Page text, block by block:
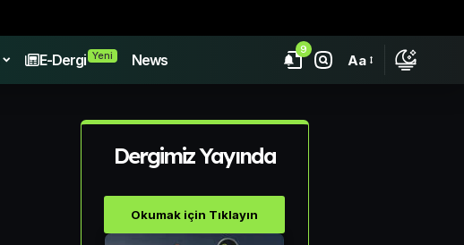
E-Dergi Yeni News
9
Aa
Dergimiz Yayında
Okumak için Tıklayın